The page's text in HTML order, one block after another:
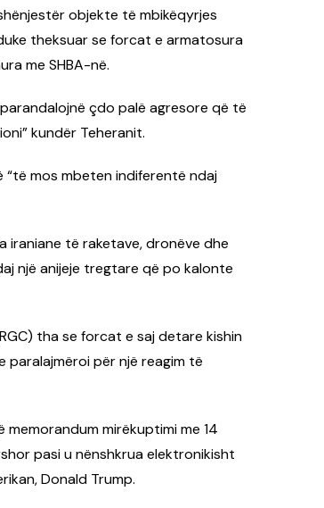
objekte të mbikëqyrjes
theksuar se forcat e armatosura
me SHBA-në.
çdo palë agresore që të
kundër Teheranit.
“të mos mbeten indiferentë ndaj
iraniane të raketave, dronëve dhe
një anijeje tregtare që po kalonte
tha se forcat e saj detare kishin
paralajmëroi për një reagim të
mirëkuptimi me 14
pasi u nënshkrua elektronikisht
Donald Trump.